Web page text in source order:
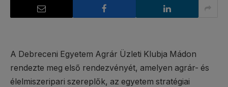
A Debreceni Egyetem Agrár Üzleti Klubja Mádon
rendezte meg első rendezvényét, amelyen agrár- és
élelmiszeripari szereplők, az egyetem stratégiai